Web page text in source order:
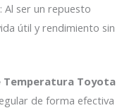
: Al ser un repuesto
útil y rendimiento sin
Temperatura Toyota
de forma efectiva